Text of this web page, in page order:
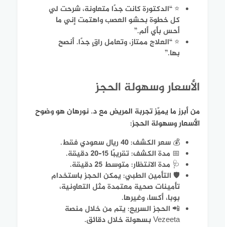
⭐️ “الدكتورة كانت جدًا متعاونة، شرحت لي
كل خطوة بحشو العصب واهتمت إني ما
أحس بأي ألم.”
⭐️ “العلاج ممتاز، وتعامل راقٍ جدًا. أنصح
بها.”
الأسعار وسهولة الحجز
من أبرز ما يميّز تجربة المريض مع د. نورهان هو وضوح
الأسعار وسهولة الحجز:
💰 سعر الكشف: 40 ريال سعودي فقط.
📅 مدة الكشف: تقريبًا 15–20 دقيقة.
🩺 مدة الانتظار: متوسط 25 دقيقة.
🛡️ التأمين الطبي: يمكن الحجز باستخدام
تأمينات صحية معتمدة مثل التعاونية،
بوبا، أكسا، وغيرها.
📲 الحجز السريع: يتم من خلال منصة
Vezeeta بسهولة خلال دقائق.